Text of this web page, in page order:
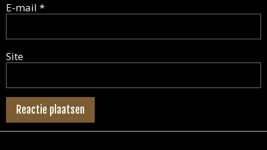
E-mail *
Site